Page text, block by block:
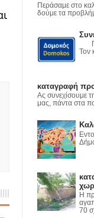
Περάσαμε στο
δούμε τα
Τον
καταγραφή
Ας συνεχίσουμε
μας, πάντα στα
Η
70